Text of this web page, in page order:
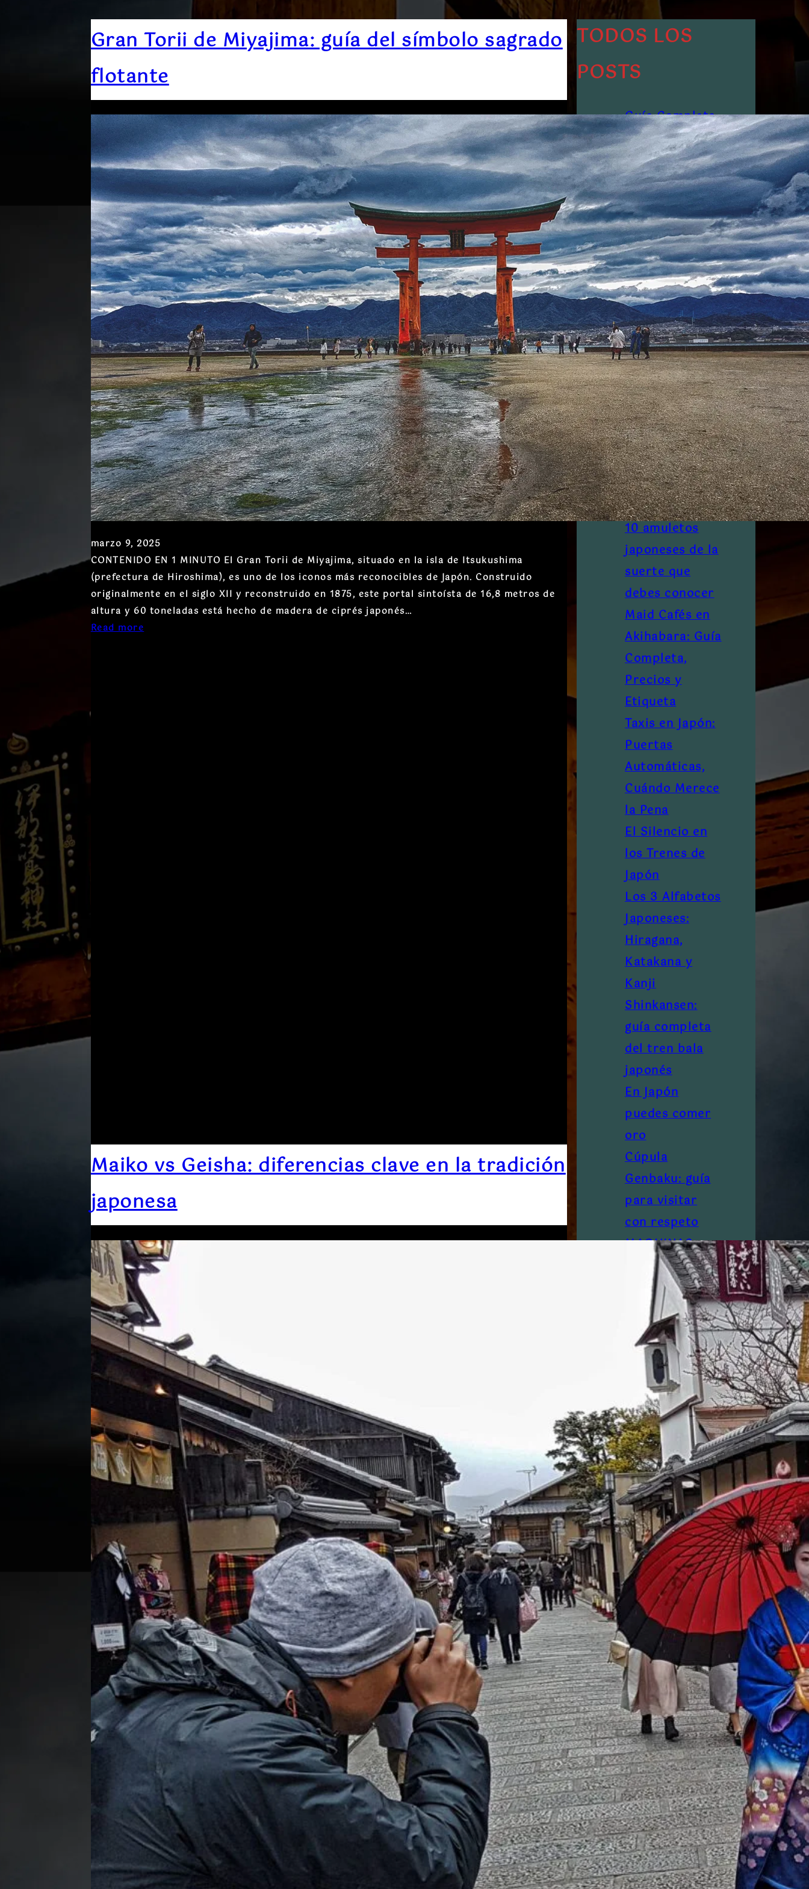
Gran Torii de Miyajima: guía del símbolo sagrado
flotante
marzo 9, 2025
CONTENIDO EN 1 MINUTO El Gran Torii de Miyajima, situado en la isla de Itsukushima
(prefectura de Hiroshima), es uno de los iconos más reconocibles de Japón. Construido
originalmente en el siglo XII y reconstruido en 1875, este portal sintoísta de 16,8 metros de
altura y 60 toneladas está hecho de madera de ciprés japonés…
Read more
Maiko vs Geisha: diferencias clave en la tradición
japonesa
TODOS LOS
POSTS
Guía Completa
del Kimono
Japonés: Tipos,
Cómo Usarlo
¿Por qué no hay
aceras ni
papeleras en
Japón?
Gachapon en
Japón: Guía
Completa para
Coleccionistas
y Curiosos
Yakisugi o Shou
Sugi Ban
Furoshiki
Japonés:Arte
del Paño que
Envuelve Todo
10 amuletos
japoneses de la
suerte que
debes conocer
Maid Cafés en
Akihabara: Guía
Completa,
Precios y
Etiqueta
Taxis en Japón:
Puertas
Automáticas,
Cuándo Merece
la Pena
El Silencio en
los Trenes de
Japón
Los 3 Alfabetos
Japoneses:
Hiragana,
Katakana y
Kanji
Shinkansen:
guía completa
del tren bala
japonés
En Japón
puedes comer
oro
Cúpula
Genbaku: guía
para visitar
con respeto
MAQUINAS
EXPENDEDORA
Daruma: El
Amuleto
Japonés
Por qué en
Japón se
conduce por la
izquierda?
LOS 10
TEMPLOS MAS
IMPRESIONANT
ES DE JAPON
BARRILES DE
SAKE EN LOS
SANTUARIOS
JAPONESES
Kimono Forest:
guía del bosque
de kimonos
iluminado
Línea
Yamanote: guía
para moverte
por Tokio
¿COMO
PURIFICARSE
EN UN
SANTUARIO